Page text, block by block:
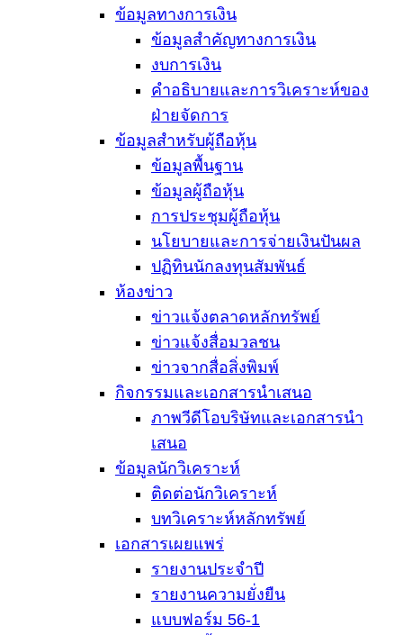
ข้อมูลทางการเงิน
ข้อมูลสำคัญทางการเงิน
งบการเงิน
คำอธิบายและการวิเคราะห์ของ
ฝ่ายจัดการ
ข้อมูลสำหรับผู้ถือหุ้น
ข้อมูลพื้นฐาน
ข้อมูลผู้ถือหุ้น
การประชุมผู้ถือหุ้น
นโยบายและการจ่ายเงินปันผล
ปฏิทินนักลงทุนสัมพันธ์
ห้องข่าว
ข่าวแจ้งตลาดหลักทรัพย์
ข่าวแจ้งสื่อมวลชน
ข่าวจากสื่อสิ่งพิมพ์
กิจกรรมและเอกสารนำเสนอ
ภาพวีดีโอบริษัทและเอกสารนำ
เสนอ
ข้อมูลนักวิเคราะห์
ติดต่อนักวิเคราะห์
บทวิเคราะห์หลักทรัพย์
เอกสารเผยแพร่
รายงานประจำปี
รายงานความยั่งยืน
แบบฟอร์ม 56-1